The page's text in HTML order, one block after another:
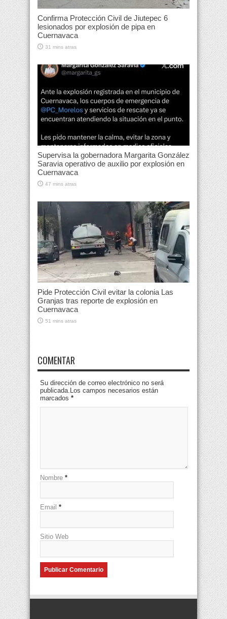
Confirma Protección Civil de Jiutepec 6
lesionados por explosión de pipa en
Cuernavaca
31 mins atras
Supervisa la gobernadora Margarita González
Saravia operativo de auxilio por explosión en
Cuernavaca
47 mins atras
Pide Protección Civil evitar la colonia Las
Granjas tras reporte de explosión en
Cuernavaca
51 mins atras
COMENTAR
Su dirección de correo electrónico no será
publicada.Los campos necesarios están
marcados *
Nombre *
Email *
Sitio Web